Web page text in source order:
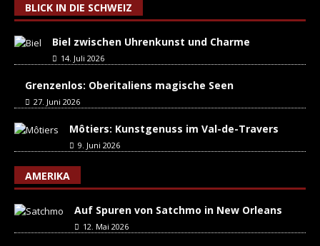
BLICK IN DIE SCHWEIZ
Biel zwischen Uhrenkunst und Charme
14. Juli 2026
Grenzenlos: Oberitaliens magische Seen
27. Juni 2026
Môtiers: Kunstgenuss im Val-de-Travers
9. Juni 2026
AMERIKA
Auf Spuren von Satchmo in New Orleans
12. Mai 2026